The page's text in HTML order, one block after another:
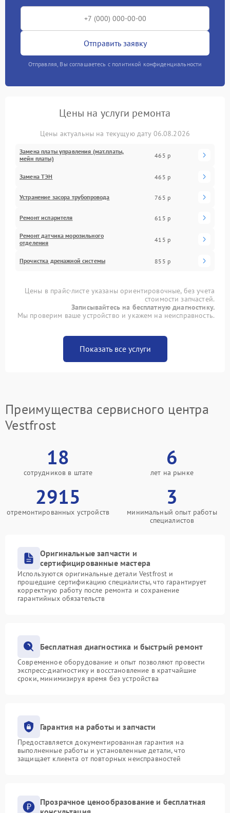
Отправить заявку
Отправляя, Вы соглашаетесь с политикой конфиденциальности
Цены на услуги ремонта
Цены актуальны на текущую дату 06.08.2026
Замена платы управления (мат.платы,
мейн платы)
465 р
Замена ТЭН 465 р
Устранение засора трубопровода 765 р
Ремонт испарителя 615 р
Ремонт датчика морозильного
отделения
415 р
Прочистка дренажной системы 855 р
Цены в прайс-листе указаны ориентировочные, без учета
стоимости запчастей.
Записывайтесь на бесплатную диагностику.
Мы проверим ваше устройство и укажем на неисправность.
Показать все услуги
Преимущества сервисного центра
Vestfrost
18
сотрудников в штате
6
лет на рынке
2915
отремонтированных устройств
3
минимальный опыт работы
специалистов
Оригинальные запчасти и
сертифицированные мастера
Используются оригинальные детали Vestfrost и
прошедшие сертификацию специалисты, что гарантирует
корректную работу после ремонта и сохранение
гарантийных обязательств
Бесплатная диагностика и быстрый ремонт
Современное оборудование и опыт позволяют провести
экспресс-диагностику и восстановление в кратчайшие
сроки, минимизируя время без устройства
Гарантия на работы и запчасти
Предоставляется документированная гарантия на
выполненные работы и установленные детали, что
защищает клиента от повторных неисправностей
Прозрачное ценообразование и бесплатная